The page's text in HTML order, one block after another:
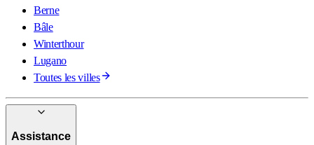
Berne
Bâle
Winterthour
Lugano
Toutes les villes
Assistance